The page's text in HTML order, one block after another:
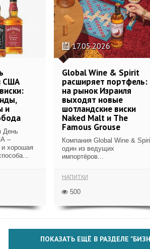
США
и
День
–
и хорошая
17.05.2026
Global Wine & Spirit
расширяет портфель:
на рынок Израиля
выходят новые
шотландские виски
Naked Malt и The
Famous Grouse
Компания Global Wine &
один из ведущих
импортёров...
НАПИТКИ
500
ПОКАЗАТЬ ЕЩЁ В РАЗДЕЛЕ